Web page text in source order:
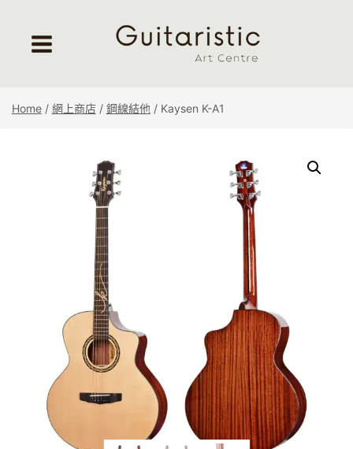
content
Home / 網上商店 / 鋼線結他 / Kaysen K-A1